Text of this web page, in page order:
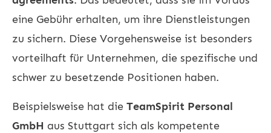
eine Gebühr erhalten, um ihre Dienstleistungen
zu sichern. Diese Vorgehensweise ist besonders
vorteilhaft für Unternehmen, die spezifische und
schwer zu besetzende Positionen haben.
Beispielsweise hat die TeamSpirit Personal
GmbH aus Stuttgart sich als kompetente